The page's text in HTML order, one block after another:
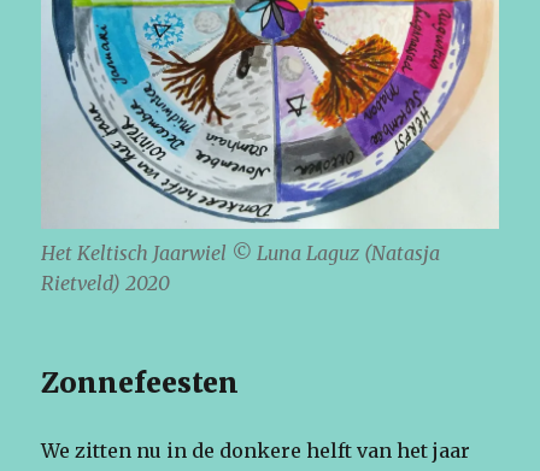
Het Keltisch Jaarwiel © Luna Laguz (Natasja
Rietveld) 2020
Zonnefeesten
We zitten nu in de donkere helft van het jaar